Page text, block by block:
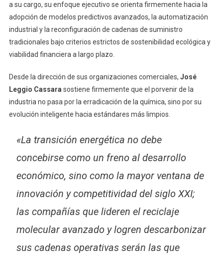
a su cargo, su enfoque ejecutivo se orienta firmemente hacia la
adopción de modelos predictivos avanzados, la automatización
industrial y la reconfiguración de cadenas de suministro
tradicionales bajo criterios estrictos de sostenibilidad ecológica y
viabilidad financiera a largo plazo.
Desde la dirección de sus organizaciones comerciales, José
Leggio Cassarasostiene firmemente que el porvenir de la
industria no pasa por la erradicación de la química, sino por su
evolución inteligente hacia estándares más limpios.
«La transición energética no debe
concebirse como un freno al desarrollo
económico, sino como la mayor ventana de
innovación y competitividad del siglo XXI;
las compañías que lideren el reciclaje
molecular avanzado y logren descarbonizar
sus cadenas operativas serán las que